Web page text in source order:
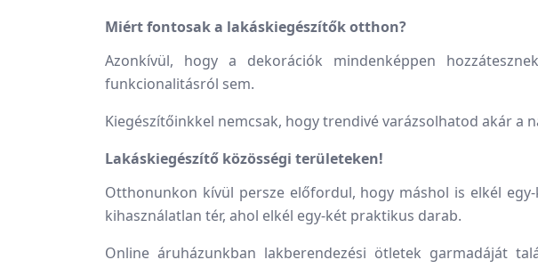
Miért fontosak a lakáskiegészítők otthon?
Azonkívül, hogy a dekorációk mindenképpen
funkcionalitásról sem.
Kiegészítőinkkel nemcsak, hogy trendivé varázsolhatod akár
Lakáskiegészítő közösségi területeken!
Otthonunkon kívül persze előfordul, hogy máshol is elkél
kihasználatlan tér, ahol elkél egy-két praktikus darab.
Online áruházunkban lakberendezési ötletek garmadáját